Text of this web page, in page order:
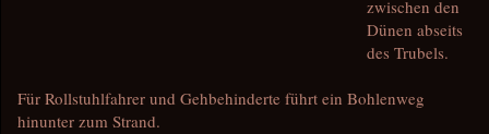
zwischen den
Dünen abseits
des Trubels.
Für Rollstuhlfahrer und Gehbehinderte führt ein Bohlenweg
hinunter zum Strand.